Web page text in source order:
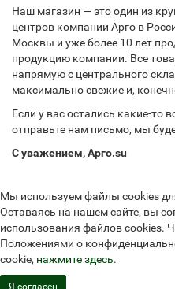
Наш магазин — это один из
центров компании Арго в
Москвы и уже более 10 лет
продукцию компании. Все
напрямую с центрального
максимально свежие и,
Если у вас остались какие-то
отправьте нам письмо, мы
С уважением, Арго.su
Мы используем файлы cookies
Оставаясь на нашем сайте, вы
использования файлов cookies.
Положениями о
cookie, нажмите здесь.
Я согласен